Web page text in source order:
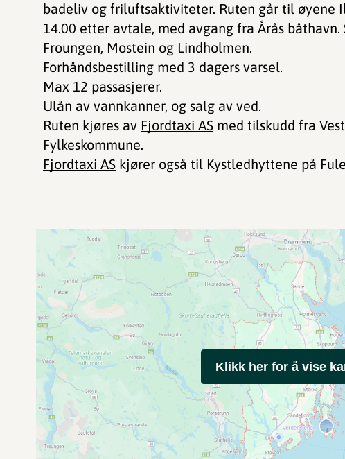
badeliv og friluftsaktiviteter. Ruten går til øyene
14.00 etter avtale, med avgang fra Årås
Froungen, Mostein og Lindholmen.
Forhåndsbestilling med 3 dagers varsel.
Max 12 passasjerer.
Ulån av vannkanner, og salg av ved.
Ruten kjøres av Fjordtaxi AS med tilskudd fra
Fylkeskommune.
Fjordtaxi AS kjører også til Kystledhyttene på
Klikk her for å vise